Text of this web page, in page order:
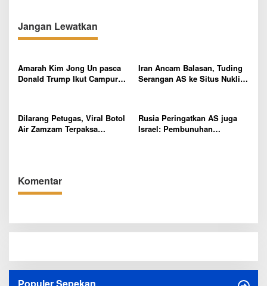
Jangan Lewatkan
Amarah Kim Jong Un pasca
Donald Trump Ikut Campur
Iran Ancam Balasan, Tuding
Serangan AS ke Situs Nuklir
Dilarang Petugas, Viral Botol
Air Zamzam Terpaksa
Rusia Peringatkan AS juga
Israel: Pembunuhan
Komentar
Populer Sepekan